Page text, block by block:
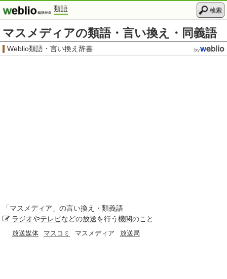
類語 検索
マスメディアの類語・言い換え・同義語
Weblio類語・言い換え辞書
「マスメディア 」の言い換え・類義語
ラジオやテレビなどの放送を行う機関のこと
放送媒体 マスコミ マスメディア 放送局